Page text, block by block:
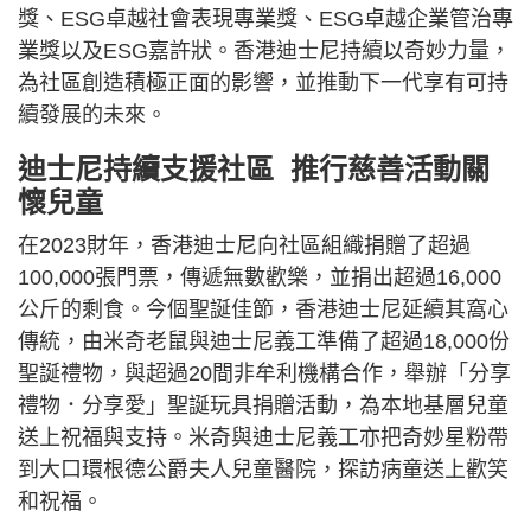
獎、ESG卓越社會表現專業獎、ESG卓越企業管治專
業獎以及ESG嘉許狀。香港迪士尼持續以奇妙力量，
為社區創造積極正面的影響，並推動下一代享有可持
續發展的未來。
迪士尼持續支援社區 推行慈善活動關
懷兒童
在2023財年，香港迪士尼向社區組織捐贈了超過
100,000張門票，傳遞無數歡樂，並捐出超過16,000
公斤的剩食。今個聖誕佳節，香港迪士尼延續其窩心
傳統，由米奇老鼠與迪士尼義工準備了超過18,000份
聖誕禮物，與超過20間非牟利機構合作，舉辦「分享
禮物．分享愛」聖誕玩具捐贈活動，為本地基層兒童
送上祝福與支持。米奇與迪士尼義工亦把奇妙星粉帶
到大口環根德公爵夫人兒童醫院，探訪病童送上歡笑
和祝福。